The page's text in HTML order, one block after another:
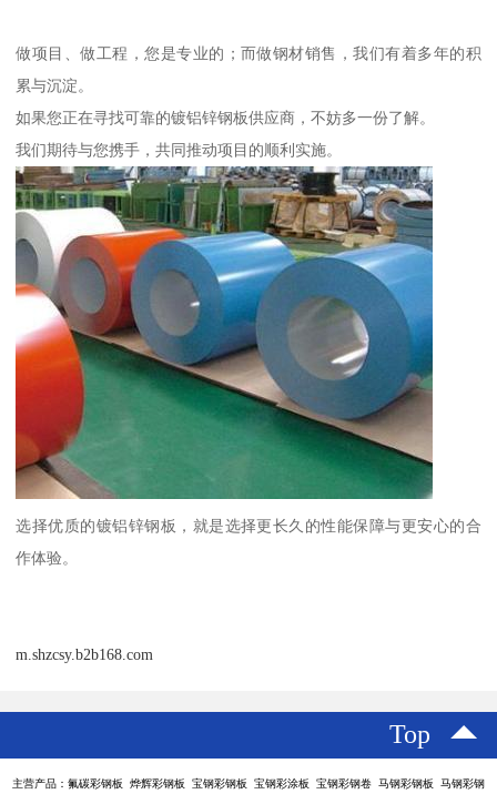
做项目、做工程，您是专业的；而做钢材销售，我们有着多年的积
累与沉淀。
如果您正在寻找可靠的镀铝锌钢板供应商，不妨多一份了解。
我们期待与您携手，共同推动项目的顺利实施。
选择优质的镀铝锌钢板，就是选择更长久的性能保障与更安心的合
作体验。
m.shzcsy.b2b168.com
Top
主营产品：氟碳彩钢板 烨辉彩钢板 宝钢彩钢板 宝钢彩涂板 宝钢彩钢卷 马钢彩钢板 马钢彩钢